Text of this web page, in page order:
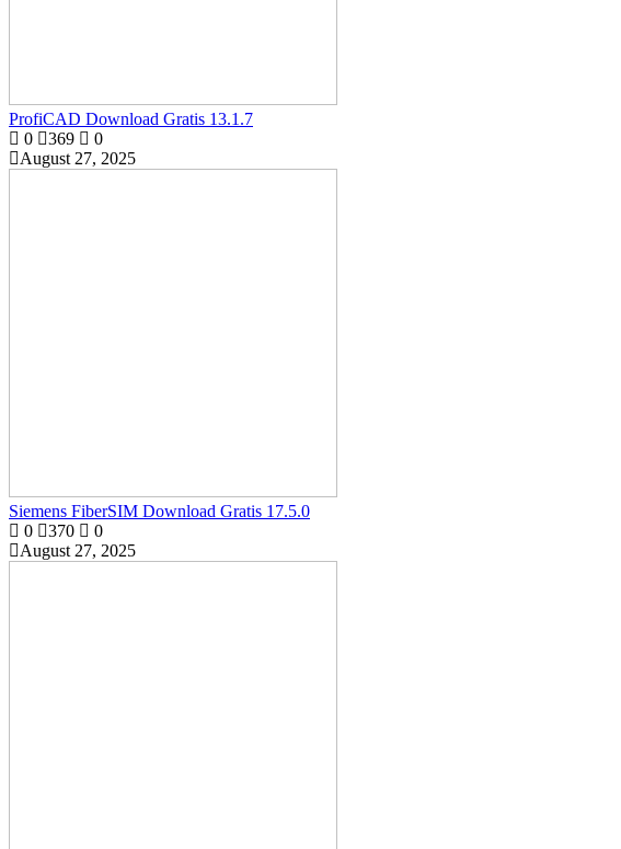
ProfiCAD Download Gratis 13.1.7
0
369
0
August 27, 2025
Siemens FiberSIM Download Gratis 17.5.0
0
370
0
August 27, 2025